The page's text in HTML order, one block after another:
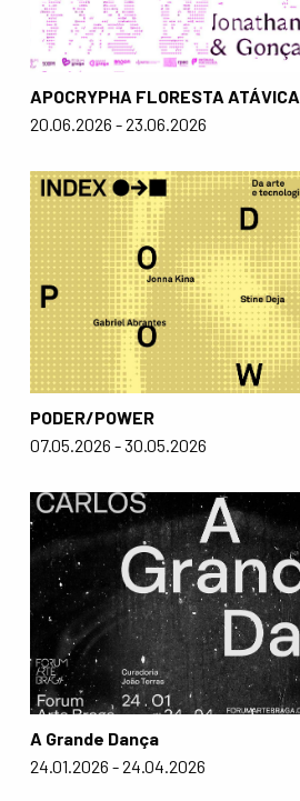
APOCRYPHA FLORESTA ATÁVICA
20.06.2026 - 23.06.2026
PODER/POWER
07.05.2026 - 30.05.2026
A Grande Dança
24.01.2026 - 24.04.2026